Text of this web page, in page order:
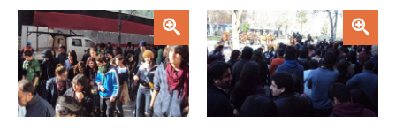
POSTGRADO
EXTENSIÓN
CREACIÓNE INVESTIGACIÓN
BIBLIOTECA
Zoom Zoom